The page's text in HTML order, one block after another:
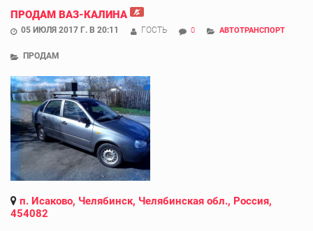
ПРОДАМ ВАЗ-КАЛИНА
05 ИЮЛЯ 2017 Г. В 20:11 ГОСТЬ 0 АВТОТРАНСПОРТ
ПРОДАМ
п. Исаково, Челябинск, Челябинская обл., Россия,
454082